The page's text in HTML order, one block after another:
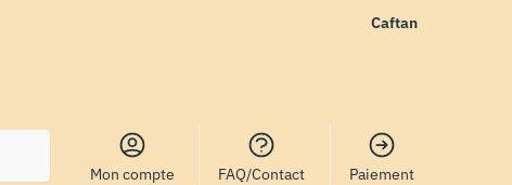
Caftan
Mon compte FAQ/Contact Paiement